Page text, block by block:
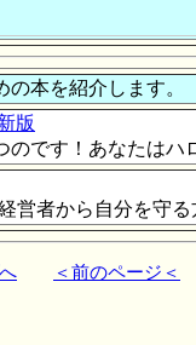
本を紹介します。
版
です！あなたはハ
営者から自分を守
＜前のページ＜